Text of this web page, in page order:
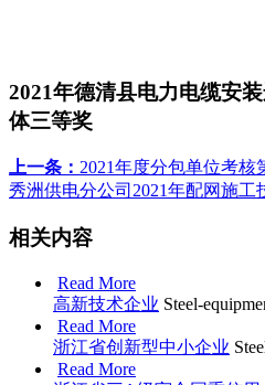
2021年德清县电力电缆安
体三等奖
上一条： 2021年度分包单位考核
秀洲供电分公司2021年配网施工
相关内容
Read More
高新技术企业 Steel-
Read More
浙江省创新型中小企业
Read More